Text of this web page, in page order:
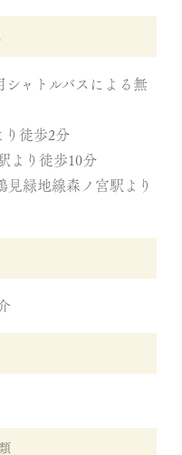
ャトルバスによる無
り徒歩2分
より徒歩10分
見緑地線森ノ宮駅より